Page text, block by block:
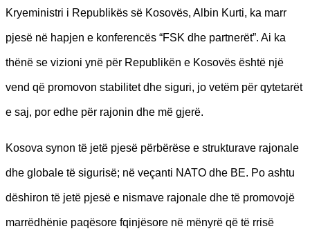
Kryeministri i Republikës së Kosovës, Albin Kurti, ka marr
pjesë në hapjen e konferencës “FSK dhe partnerët”. Ai ka
thënë se vizioni ynë për Republikën e Kosovës është një
vend që promovon stabilitet dhe siguri, jo vetëm për qytetarët
e saj, por edhe për rajonin dhe më gjerë.
Kosova synon të jetë pjesë përbërëse e strukturave rajonale
dhe globale të sigurisë; në veçanti NATO dhe BE. Po ashtu
dëshiron të jetë pjesë e nismave rajonale dhe të promovojë
marrëdhënie paqësore fqinjësore në mënyrë që të rrisë